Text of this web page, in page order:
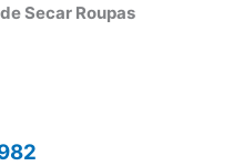
Secar Roupas